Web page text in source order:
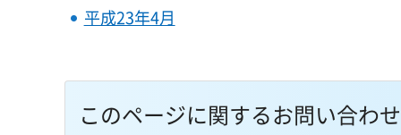
平成23年4月
このページに関するお問い合わ